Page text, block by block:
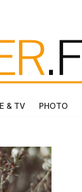
& TV PHOTO